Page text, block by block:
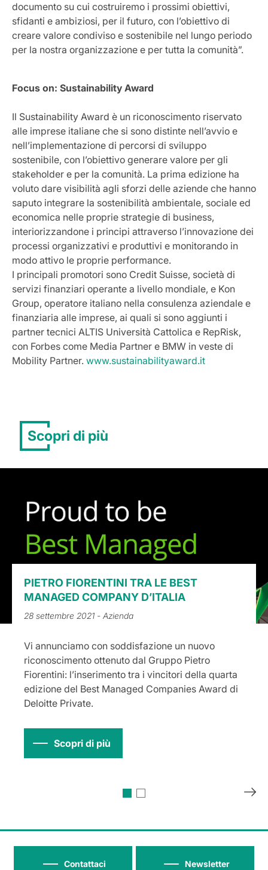
documento su cui costruiremo i prossimi obiettivi,
sfidanti e ambiziosi, per il futuro, con l’obiettivo di
creare valore condiviso e sostenibile nel lungo periodo
per la nostra organizzazione e per tutta la comunità”.
Focus on: Sustainability Award
Il Sustainability Award è un riconoscimento riservato
alle imprese italiane che si sono distinte nell’avvio e
nell’implementazione di percorsi di sviluppo
sostenibile, con l’obiettivo generare valore per gli
stakeholder e per la comunità. La prima edizione ha
voluto dare visibilità agli sforzi delle aziende che hanno
saputo integrare la sostenibilità ambientale, sociale ed
economica nelle proprie strategie di business,
interiorizzandone i principi attraverso l’innovazione dei
processi organizzativi e produttivi e monitorando in
modo attivo le proprie performance.
I principali promotori sono Credit Suisse, società di
servizi finanziari operante a livello mondiale, e Kon
Group, operatore italiano nella consulenza aziendale e
finanziaria alle imprese, ai quali si sono aggiunti i
partner tecnici ALTIS Università Cattolica e RepRisk,
con Forbes come Media Partner e BMW in veste di
Mobility Partner. www.sustainabilityaward.it
Scopri di più
PIETRO FIORENTINI TRA LE BEST
MANAGED COMPANY D’ITALIA
28 settembre 2021 - Azienda
Vi annunciamo con soddisfazione un nuovo
riconoscimento ottenuto dal Gruppo Pietro
Fiorentini: l’inserimento tra i vincitori della quarta
edizione del Best Managed Companies Award di
Deloitte Private.
Scopri di più
Newsletter
Contattaci